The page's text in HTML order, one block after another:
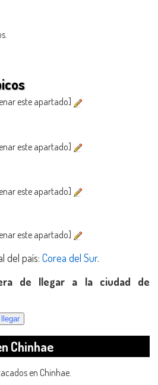
este apartado]
este apartado]
este apartado]
este apartado]
del país: Corea del Sur.
de llegar a la ciudad de
Chinhae
en Chinhae.